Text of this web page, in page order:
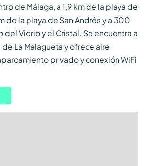
de Málaga, a 1,9 km de la playa de
de la playa de San Andrés y a 300
del Vidrio y el Cristal. Se encuentra a
de La Malagueta y ofrece aire
privado y conexión WiFi